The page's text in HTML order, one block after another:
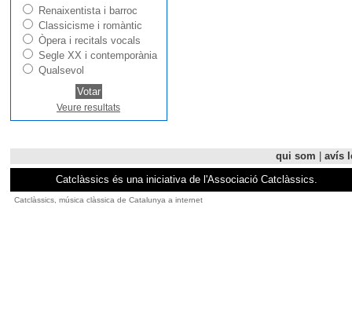
Renaixentista i barroc
Classicisme i romàntic
Òpera i recitals vocals
Segle XX i contemporània
Qualsevol
Veure resultats
qui som
avís
Catclàssics és una iniciativa de l'Associació Catclàssics.
Catclàssics, música clàssica de Catalunya a internet